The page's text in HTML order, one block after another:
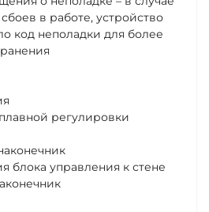
в работе, устройство
код неполадки для более
регулировки
блока управления к стене